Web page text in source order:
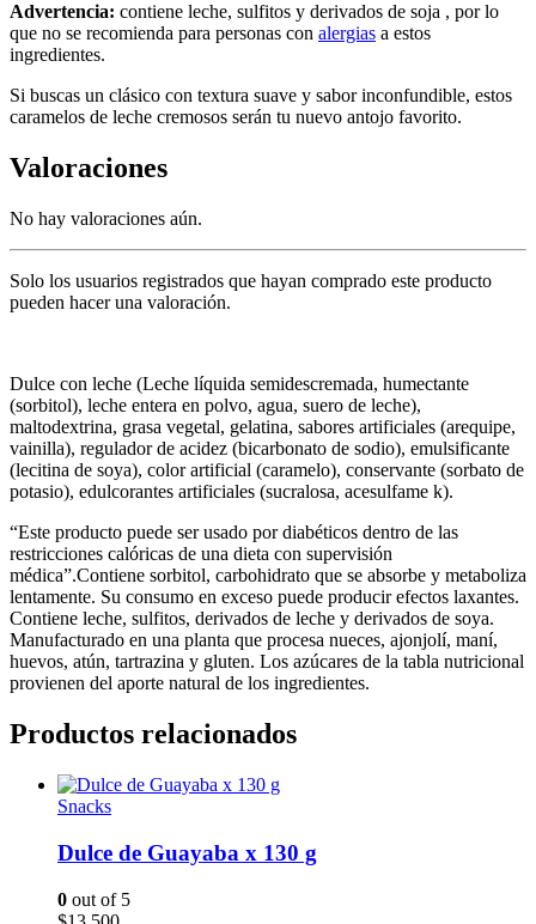
Advertencia: contiene leche, sulfitos y derivados de soja , por lo
que no se recomienda para personas con alergias a estos
ingredientes.
Si buscas un clásico con textura suave y sabor inconfundible, estos
caramelos de leche cremosos serán tu nuevo antojo favorito.
Valoraciones
No hay valoraciones aún.
Solo los usuarios registrados que hayan comprado este producto
pueden hacer una valoración.
Dulce con leche (Leche líquida semidescremada, humectante
(sorbitol), leche entera en polvo, agua, suero de leche),
maltodextrina, grasa vegetal, gelatina, sabores artificiales (arequipe,
vainilla), regulador de acidez (bicarbonato de sodio), emulsificante
(lecitina de soya), color artificial (caramelo), conservante (sorbato de
potasio), edulcorantes artificiales (sucralosa, acesulfame k).
“Este producto puede ser usado por diabéticos dentro de las
restricciones calóricas de una dieta con supervisión
médica”.Contiene sorbitol, carbohidrato que se absorbe y metaboliza
lentamente. Su consumo en exceso puede producir efectos laxantes.
Contiene leche, sulfitos, derivados de leche y derivados de soya.
Manufacturado en una planta que procesa nueces, ajonjolí, maní,
huevos, atún, tartrazina y gluten. Los azúcares de la tabla nutricional
provienen del aporte natural de los ingredientes.
Productos relacionados
Snacks
Dulce de Guayaba x 130 g
0 out of 5